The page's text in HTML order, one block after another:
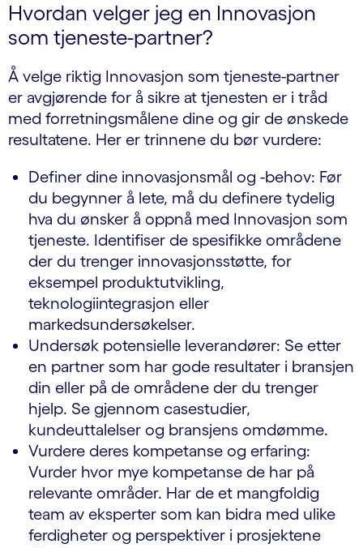
Hvordan velger jeg en Innovasjon
som tjeneste-partner?
Å velge riktig Innovasjon som tjeneste-partner
er avgjørende for å sikre at tjenesten er i tråd
med forretningsmålene dine og gir de ønskede
resultatene. Her er trinnene du bør vurdere:
Definer dine innovasjonsmål og -behov: Før
du begynner å lete, må du definere tydelig
hva du ønsker å oppnå med Innovasjon som
tjeneste. Identifiser de spesifikke områdene
der du trenger innovasjonsstøtte, for
eksempel produktutvikling,
teknologiintegrasjon eller
markedsundersøkelser.
Undersøk potensielle leverandører: Se etter
en partner som har gode resultater i bransjen
din eller på de områdene der du trenger
hjelp. Se gjennom casestudier,
kundeuttalelser og bransjens omdømme.
Vurdere deres kompetanse og erfaring:
Vurder hvor mye kompetanse de har på
relevante områder. Har de et mangfoldig
team av eksperter som kan bidra med ulike
ferdigheter og perspektiver i prosjektene